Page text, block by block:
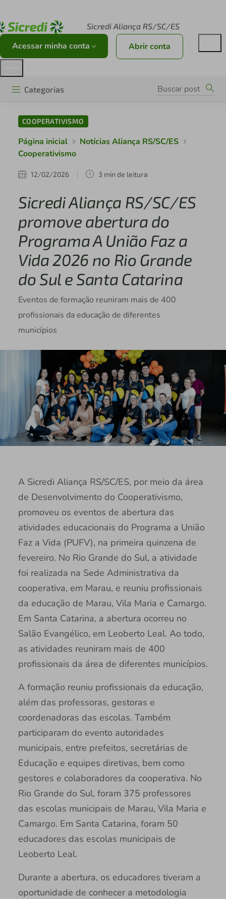
Sicredi Aliança RS/SC/ES
Acessar minha conta Abrir conta
Categorias
COOPERATIVISMO
Página inicial
Notícias Aliança RS/SC/ES
Cooperativismo
12/02/2026 3 min de leitura
Sicredi Aliança RS/SC/ES
promove abertura do
Programa A União Faz a
Vida 2026 no Rio Grande
do Sul e Santa Catarina
Eventos de formação reuniram mais de 400
profissionais da educação de diferentes
municípios
A Sicredi Aliança RS/SC/ES, por meio da área
de Desenvolvimento do Cooperativismo,
promoveu os eventos de abertura das
atividades educacionais do Programa a União
Faz a Vida (PUFV), na primeira quinzena de
fevereiro. No Rio Grande do Sul, a atividade
foi realizada na Sede Administrativa da
cooperativa, em Marau, e reuniu profissionais
da educação de Marau, Vila Maria e Camargo.
Em Santa Catarina, a abertura ocorreu no
Salão Evangélico, em Leoberto Leal. Ao todo,
as atividades reuniram mais de 400
profissionais da área de diferentes municípios.
A formação reuniu profissionais da educação,
além das professoras, gestoras e
coordenadoras das escolas. Também
participaram do evento autoridades
municipais, entre prefeitos, secretárias de
Educação e equipes diretivas, bem como
gestores e colaboradores da cooperativa. No
Rio Grande do Sul, foram 375 professores
das escolas municipais de Marau, Vila Maria e
Camargo. Em Santa Catarina, foram 50
educadores das escolas municipais de
Leoberto Leal.
Durante a abertura, os educadores tiveram a
oportunidade de conhecer a metodologia